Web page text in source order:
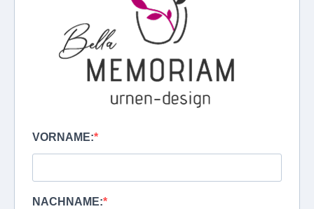
VORNAME:
NACHNAME: